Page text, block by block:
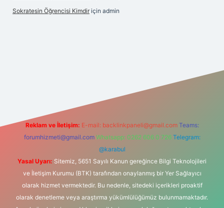
Sokratesin Öğrencisi Kimdir için admin
Reklam ve İletişim: E-mail: backlinkpaneli@gmail.com Teams:
forumhizmeti@gmail.com Whatsapp: 0262 606 0 726 Telegram:
@karabul
Yasal Uyarı: Sitemiz, 5651 Sayılı Kanun gereğince Bilgi Teknolojileri
ve İletişim Kurumu (BTK) tarafından onaylanmış bir Yer Sağlayıcı
olarak hizmet vermektedir. Bu nedenle, sitedeki içerikleri proaktif
olarak denetleme veya araştırma yükümlülüğümüz bulunmamaktadır.